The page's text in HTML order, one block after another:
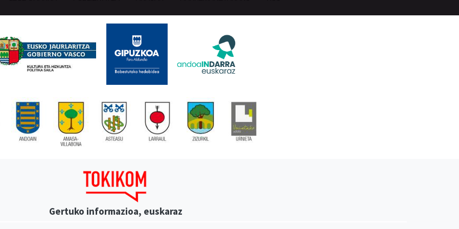
Gertuko informazioa, euskaraz